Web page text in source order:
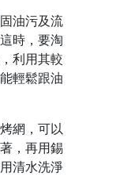
油污及流
時，要淘
利用其較
輕鬆跟油
網，可以
，再用錫
清水洗淨